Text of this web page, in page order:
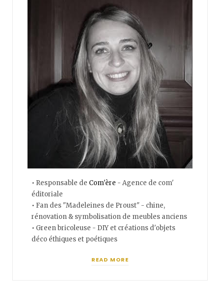
• Responsable de Com'ère - Agence de com'
éditoriale
• Fan des "Madeleines de Proust" - chine,
rénovation & symbolisation de meubles anciens
• Green bricoleuse - DIY et créations d'objets
déco éthiques et poétiques
READ MORE